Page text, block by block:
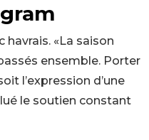
«La saison
ensemble. Porter
l’expression d’une
le soutien constant